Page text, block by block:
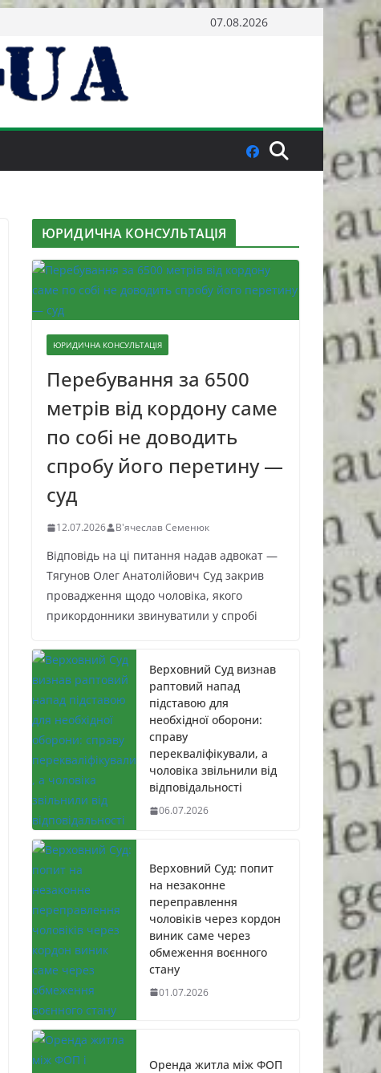
07.08.2026
ЮРИДИЧНА КОНСУЛЬТАЦІЯ
ЮРИДИЧНА КОНСУЛЬТАЦІЯ
Перебування за 6500
метрів від кордону саме
по собі не доводить
спробу його перетину —
суд
12.07.2026 В'ячеслав Семенюк
Відповідь на ці питання надав адвокат —
Тягунов Олег Анатолійович Суд закрив
провадження щодо чоловіка, якого
прикордонники звинуватили у спробі
Верховний Суд визнав
раптовий напад
підставою для
необхідної оборони:
справу
перекваліфікували, а
чоловіка звільнили від
відповідальності
06.07.2026
Верховний Суд: попит
на незаконне
переправлення
чоловіків через кордон
виник саме через
обмеження воєнного
стану
01.07.2026
Оренда житла між ФОП